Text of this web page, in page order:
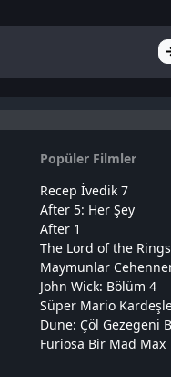
Popüler Filmler
Recep İvedik 7
After 5: Her Şey
After 1
The Lord of the Rings
Maymunlar
John Wick: Bölüm 4
Süper Mario
Dune: Çöl Gezegeni
Furiosa Bir Mad Max